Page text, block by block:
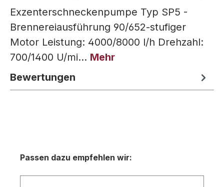
Exzenterschneckenpumpe Typ SP5 -
Brennereiausführung 90/652-stufiger
Motor Leistung: 4000/8000 l/h Drehzahl:
700/1400 U/mi… Mehr
Bewertungen
Produktgalerie überspringen
Passen dazu empfehlen wir: